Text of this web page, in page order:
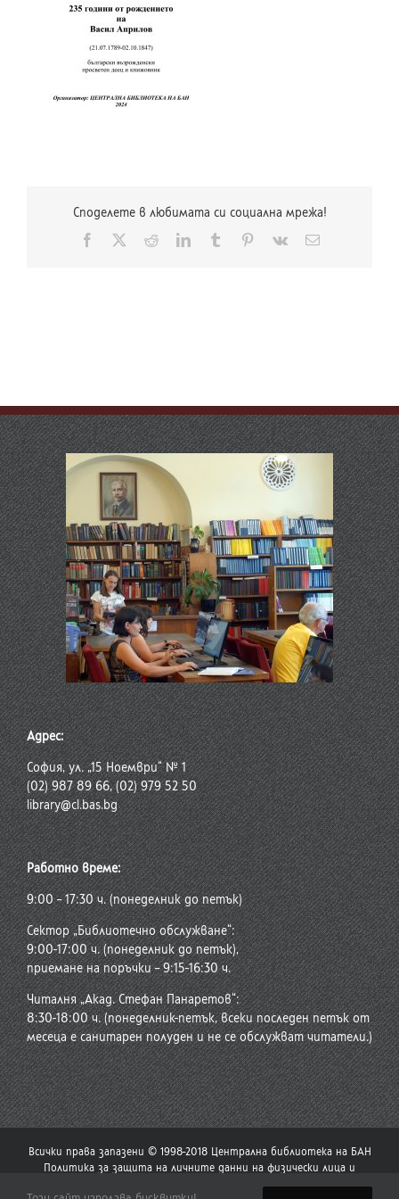
Споделете в любимата си социална мрежа!
Facebook RedditLinkedInTumblr Pinterest
Vk
Електронна
Адрес:
София, ул. „15 Ноември“ № 1
(02) 987 89 66, (02) 979 52 50
library@cl.bas.bg
Работно време:
9:00 – 17:30 ч. (понеделник до петък)
Сектор „Библиотечно обслужване“:
9:00-17:00 ч. (понеделник до петък),
приемане на поръчки – 9:15-16:30 ч.
Читалня „Акад. Стефан Панаретов“:
8:30-18:00 ч. (понеделник-петък, всеки последен петък от
месеца е санитарен полуден и не се обслужват читатели.)
Всички права запазени © 1998-2018 Централна библиотека на БАН
Политика за защита на личните данни на физически лица и
политика за употреба на бисквитки